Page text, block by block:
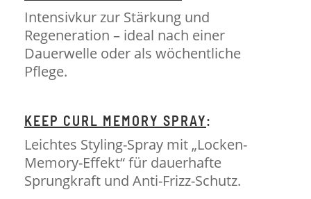
Intensivkur zur Stärkung und
Regeneration – ideal nach einer
Dauerwelle oder als wöchentliche
Pflege.
KEEP CURL MEMORY SPRAY:
Leichtes Styling-Spray mit „Locken-
Memory-Effekt“ für dauerhafte
Sprungkraft und Anti-Frizz-Schutz.